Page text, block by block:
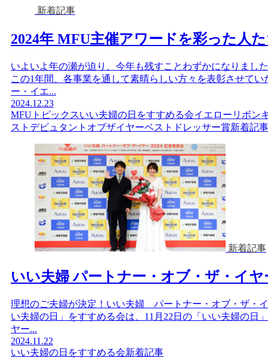
新着記事
2024年 MFU主催アワードを彩った人た
いよいよ年の瀬が迫り、今年も残すことわずかになりまし
この1年間、各事業を通して素晴らしい方々を表彰させて
ー・イエ...
2024.12.23
MFUトピックスいい夫婦の日をすすめる会イエローリボン
ストデビュタントオブザイヤーベストドレッサー賞新着記事
新着記事
いい夫婦 パートナー・オブ・ザ・イヤ
理想のご夫婦が決定！いい夫婦 パートナー・オブ・ザ・
い夫婦の日」をすすめる会は、11月22日の「いい夫婦の
ヤー...
2024.11.22
いい夫婦の日をすすめる会新着記事